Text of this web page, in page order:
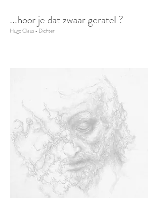
...hoor je dat zwaar geratel ?
Hugo Claus - Dichter